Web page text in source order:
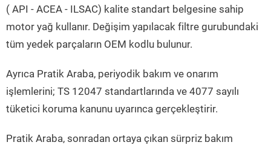
( API - ACEA - ILSAC) kalite standart belgesine sahip
motor yağ kullanır. Değişim yapılacak filtre gurubundaki
tüm yedek parçaların OEM kodlu bulunur.
Ayrıca Pratik Araba, periyodik bakım ve onarım
işlemlerini; TS 12047 standartlarında ve 4077 sayılı
tüketici koruma kanunu uyarınca gerçekleştirir.
Pratik Araba, sonradan ortaya çıkan sürpriz bakım